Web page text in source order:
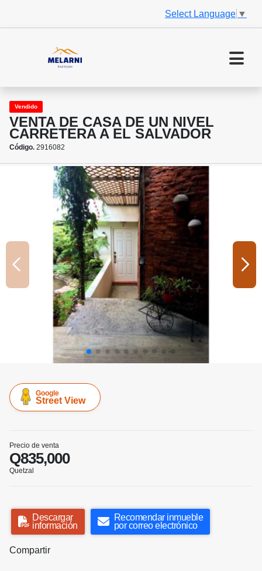
Select Language ▼
Vendido
VENTA DE CASA DE UN NIVEL
CARRETERA A EL SALVADOR
Código. 2916082
Google
Street View
Precio de venta
Q835,000
Quetzal
Descargar
información
Recomendar inmueble
por correo electrónico
Compartir